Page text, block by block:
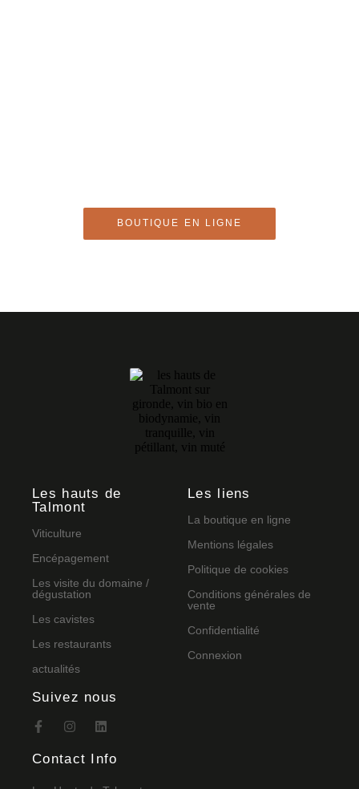
BOUTIQUE EN LIGNE
Les hauts de
Talmont
Viticulture
Encépagement
Les visite du domaine /
dégustation
Les cavistes
Les restaurants
actualités
Les liens
La boutique en ligne
Mentions légales
Politique de cookies
Conditions générales de
vente
Confidentialité
Connexion
Suivez nous
Contact Info